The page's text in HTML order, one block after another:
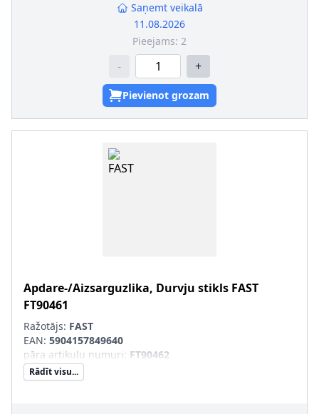
Saņemt veikalā
11.08.2026
Pieejams: 2
- +
Pievienot grozam
Apdare-/Aizsarguzlika, Durvju stikls FAST
FT90461
Ražotājs: FAST
EAN: 5904157849640
pāra artikulu numuri: FT90462
Rādīt visu...